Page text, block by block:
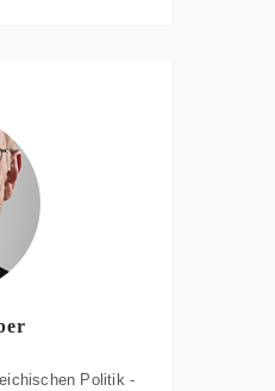
Politik -